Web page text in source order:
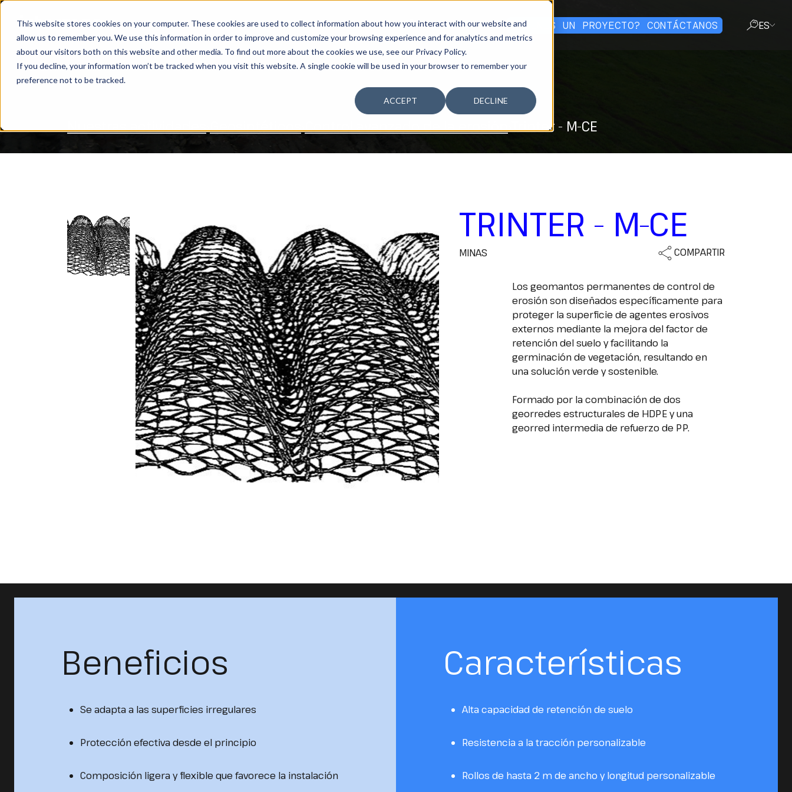
This website stores cookies on your computer. These cookies are used to collect information about how you interact with our website and
allow us to remember you. We use this information in order to improve and customize your browsing experience and for analytics and metrics
about our visitors both on this website and other media. To find out more about the cookies we use, see our Privacy Policy.
If you decline, your information won’t be tracked when you visit this website. A single cookie will be used in your browser to remember your
preference not to be tracked.
ACCEPT DECLINE
NUESTRAS ACTIVIDADES SOSTENIBILIDADLA COMPAÑÍA TALENTO ¿TIENES UN PROYECTO? CONTÁCTANOS ES
BUSCAR
Nuestras actividadesGeosintéticosControl avanzado de la erosiónTrinter - M-CE
TRINTER - M-CE
MINAS COMPARTIR
Los geomantos permanentes de control de
erosión son diseñados específicamente para
proteger la superficie de agentes erosivos
externos mediante la mejora del factor de
retención del suelo y facilitando la
germinación de vegetación, resultando en
una solución verde y sostenible.
Formado por la combinación de dos
georredes estructurales de HDPE y una
georred intermedia de refuerzo de PP.
Beneficios
Se adapta a las superficies irregulares
Protección efectiva desde el principio
Composición ligera y flexible que favorece la instalación
Características
Alta capacidad de retención de suelo
Resistencia a la tracción personalizable
Rollos de hasta 2 m de ancho y longitud personalizable